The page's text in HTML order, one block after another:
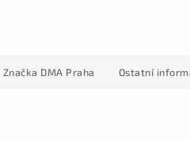
Značka DMA Praha Ostatní